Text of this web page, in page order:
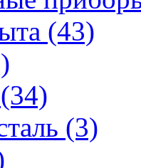
(43)
(3)